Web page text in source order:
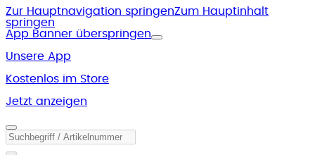
Zur Hauptnavigation springenZum Hauptinhalt
springen
App Banner überspringen
Unsere App
Kostenlos im Store
Jetzt anzeigen